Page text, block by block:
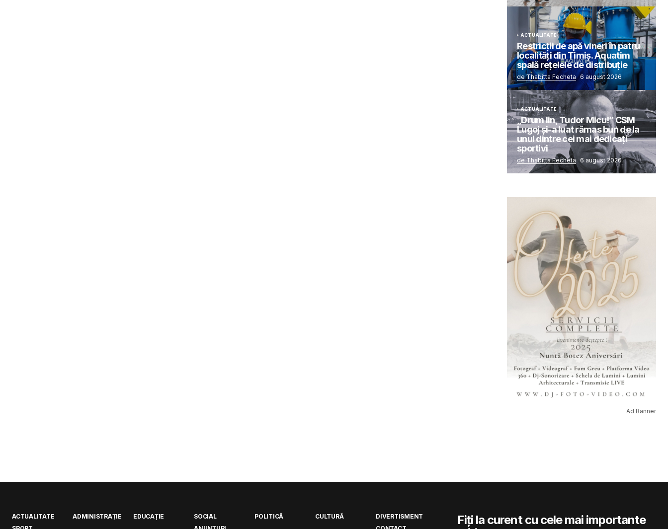
ACTUALITATE
Restricții de apă vineri în patru
localități din Timiș. Aquatim
spală rețelele de distribuție
de Thabitta Fecheta 6 august 2026
ACTUALITATE
„Drum lin, Tudor Micu!” CSM
Lugoj și-a luat rămas bun de la
unul dintre cei mai dedicați
sportivi
de Thabitta Fecheta 6 august 2026
Ad Banner
ACTUALITATE ADMINISTRAȚIE EDUCAȚIE SOCIAL POLITICĂ CULTURĂ
DIVERTISMENT
Fiți la curent cu cele mai importante